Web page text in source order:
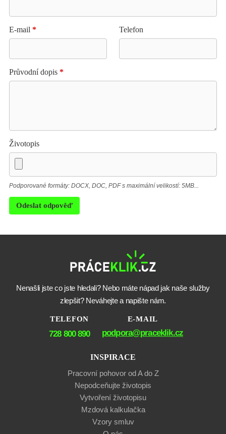
E-mail * Telefon
Průvodní dopis *
Životopis
Podporované formáty: DOCX, DOC, PDF s maximální velikostí: 5MB...
Odeslat odpověď
Nenašli jste co jste hledali? Nebo máte nápad jak naše služby
zlepšit? Neváhejte a napište nám.
TELEFON
728 800 890
E-MAIL
podpora@praceklik.cz
INSPIRACE
Pracovní pohovor od A do Z
Nepodceňujte životopis
Vytvoření životopisu
Mzdová kalkulačka
Vzory smluv